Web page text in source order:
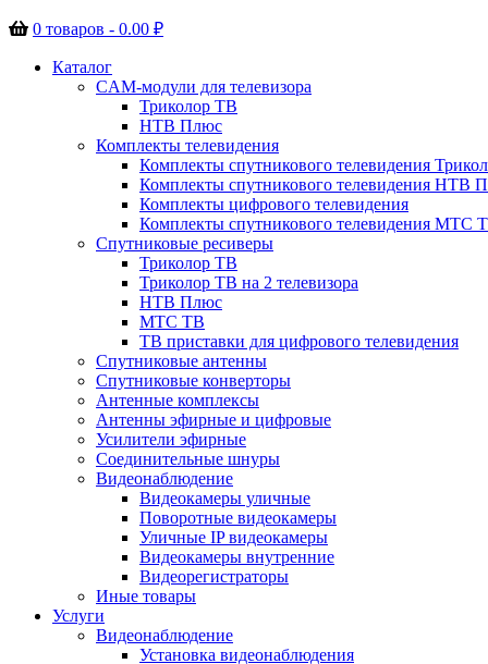
0 товаров - 0.00 ₽
Каталог
CAM-модули для телевизора
Триколор ТВ
НТВ Плюс
Комплекты телевидения
Комплекты спутникового телевидения
Комплекты спутникового телевидения НТВ
Комплекты цифрового телевидения
Комплекты спутникового телевидения МТС
Спутниковые ресиверы
Триколор ТВ
Триколор ТВ на 2 телевизора
НТВ Плюс
МТС ТВ
ТВ приставки для цифрового телевидения
Спутниковые антенны
Спутниковые конверторы
Антенные комплексы
Антенны эфирные и цифровые
Усилители эфирные
Соединительные шнуры
Видеонаблюдение
Видеокамеры уличные
Поворотные видеокамеры
Уличные IP видеокамеры
Видеокамеры внутренние
Видеорегистраторы
Иные товары
Услуги
Видеонаблюдение
Установка видеонаблюдения